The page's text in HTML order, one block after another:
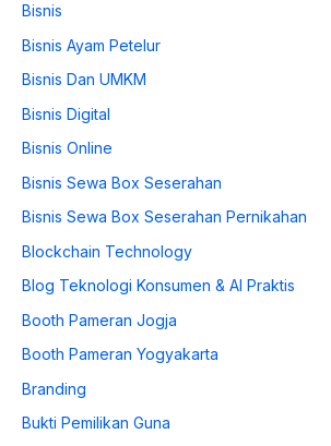
Bisnis
Bisnis Ayam Petelur
Bisnis Dan UMKM
Bisnis Digital
Bisnis Online
Bisnis Sewa Box Seserahan
Bisnis Sewa Box Seserahan Pernikahan
Blockchain Technology
Blog Teknologi Konsumen & AI Praktis
Booth Pameran Jogja
Booth Pameran Yogyakarta
Branding
Bukti Pemilikan Guna